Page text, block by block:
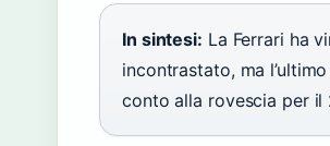
In sintesi: La Ferrari ha
incontrastato, ma
conto alla rovescia per il